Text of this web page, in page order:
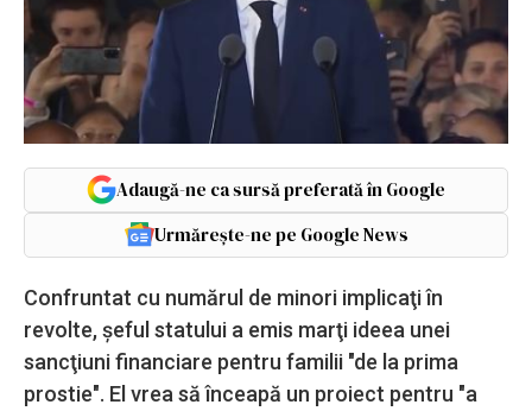
Adaugă-ne ca sursă preferată în Google
Urmărește-ne pe Google News
Confruntat cu numărul de minori implicaţi în
revolte, şeful statului a emis marţi ideea unei
sancţiuni financiare pentru familii "de la prima
prostie". El vrea să înceapă un proiect pentru "a